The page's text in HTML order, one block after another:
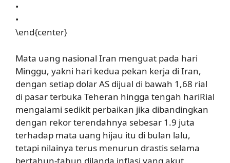
•
•
\end{center}
Mata uang nasional Iran menguat pada hari
Minggu, yakni hari kedua pekan kerja di Iran,
dengan setiap dolar AS dijual di bawah 1,68 rial
di pasar terbuka Teheran hingga tengah hariRial
mengalami sedikit perbaikan jika dibandingkan
dengan rekor terendahnya sebesar 1.9 juta
terhadap mata uang hijau itu di bulan lalu,
tetapi nilainya terus menurun drastis selama
bertahun-tahun dilanda inflasi yang akut.